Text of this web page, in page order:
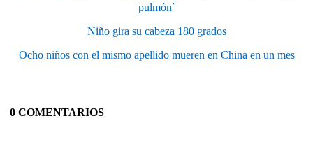
pulmón´
Niño gira su cabeza 180 grados
Ocho niños con el mismo apellido mueren en China en un mes
0 COMENTARIOS